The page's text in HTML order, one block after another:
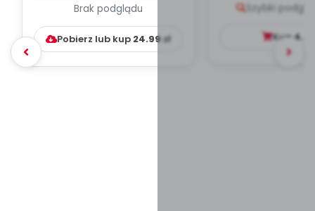
WYCHOWAWCZO –
DYDAKTYC...
Brak podglądu
Pobierz lub kup 24.99zł
Szybki
Kup